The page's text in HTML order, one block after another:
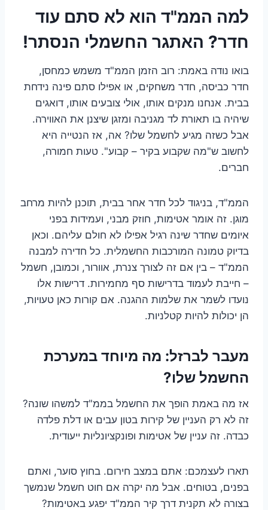
למה הממ"ד הוא לא סתם עוד
חדר? האתגר החשמלי הנסתר!
בואו נודה באמת: רוב הזמן הממ"ד משמש כמחסן,
חדר כביסה, חדר משחקים, או אפילו סתם פינה נידחת
בבית. אנחנו מנקים אותו, אולי צובעים אותו, דואגים
שיהיה בו תאורת לד מגניבה ומזגן שיצנן את האווירה.
אבל כשזה מגיע לחשמל שלו? אה, אז הנטייה היא
לחשוב ש"מה שקבוע בקיר – קבוע". טעות חמורה,
חברים.
הממ"ד, בניגוד לכל חדר אחר בבית, תוכנן להיות מרחב
מוגן. זה אומר אטימות, חוזק מבני, ועמידות בפני
איומים שחדר שינה רגיל אפילו לא חולם עליהם. וכאן
בדיוק טמונה המורכבות החשמלית. כל חדירה למבנה
הממ"ד – בין אם זה לצורך צנרת, אוורור, וכמובן, חשמל
– חייבת לעמוד בדרישות סף מחמירות. דרישות אלו
נועדו לשמר את שלמות ההגנה. אם קורות כאן טעויות,
הן יכולות להיות קטלניות.
מעבר לברזל: מה מיוחד במערכת
החשמל שלו?
אז מה באמת הופך את החשמל בממ"ד למשהו שונה?
זה לא רק העניין של קירות בטון עבים או דלת פלדה
כבדה. זה עניין של אטימות ופונקציונליות ייעודית.
תארו לעצמכם: אתם במצב חירום. בחוץ סוער, ואתם
בפנים, בטוחים. אבל מה יקרה אם חוט חשמל שנמשך
בצורה לא תקנית דרך קיר הממ"ד יפגע באטימות?